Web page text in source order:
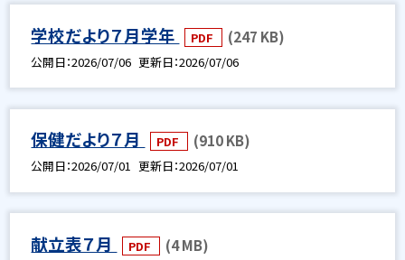
学校だより７月学年 PDF (247 KB)
公開日 2026/07/06 更新日 2026/07/06
保健だより７月 PDF (910 KB)
公開日 2026/07/01 更新日 2026/07/01
献立表７月 PDF (4 MB)